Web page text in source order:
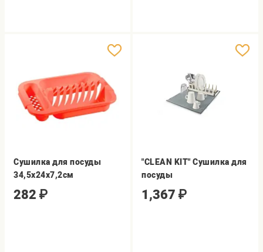
Сушилка для посуды
34,5х24х7,2см
282 ₽
"CLEAN KIT" Сушилка для
посуды
1,367 ₽